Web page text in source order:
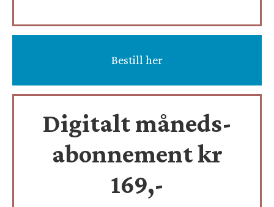
Bestill her
Digitalt måneds-
abonnement kr
169,-